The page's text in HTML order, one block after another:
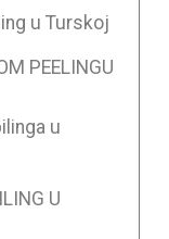
u Turskoj
PEELINGU
u
U